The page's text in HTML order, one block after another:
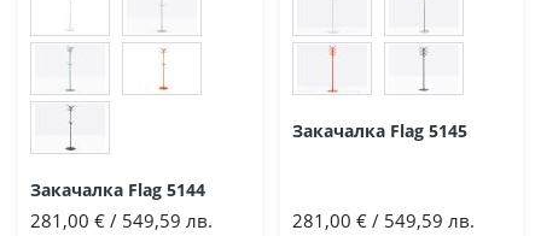
Закачалка Flag 5144
281,00 € / 549,59 лв.
Закачалка Flag 5145
281,00 € / 549,59 лв.